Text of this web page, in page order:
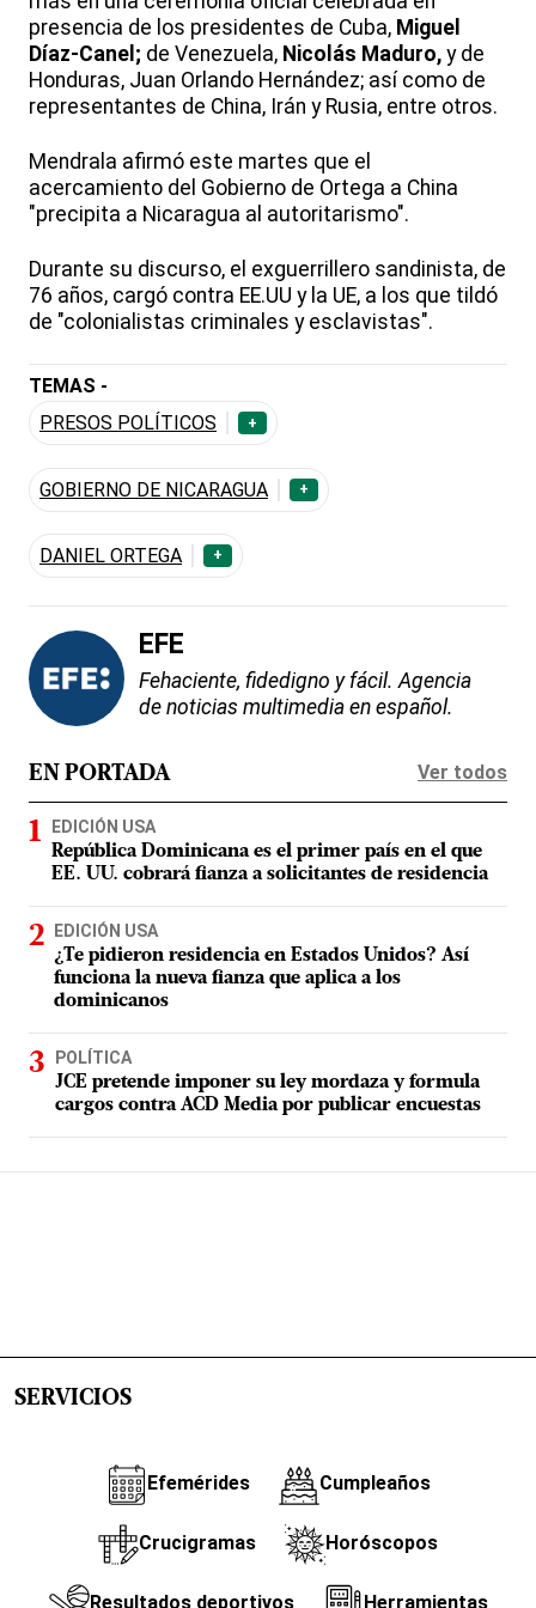
presencia de los presidentes de Cuba, Miguel
Díaz-Canel; de Venezuela, Nicolás Maduro, y de
Honduras, Juan Orlando Hernández; así como de
representantes de China, Irán y Rusia, entre otros.
Mendrala afirmó este martes que el
acercamiento del Gobierno de Ortega a China
"precipita a Nicaragua al autoritarismo".
Durante su discurso, el exguerrillero sandinista, de
76 años, cargó contra EE.UU y la UE, a los que tildó
de "colonialistas criminales y esclavistas".
TEMAS -
PRESOS POLÍTICOS
+
GOBIERNO DE NICARAGUA +
DANIEL ORTEGA +
EFE
Fehaciente, fidedigno y fácil. Agencia
de noticias multimedia en español.
EN PORTADA Ver todos
EDICIÓN USA
República Dominicana es el primer país en el que
EE. UU. cobrará fianza a solicitantes de residencia
EDICIÓN USA
¿Te pidieron residencia en Estados Unidos? Así
funciona la nueva fianza que aplica a los
dominicanos
POLÍTICA
JCE pretende imponer su ley mordaza y formula
cargos contra ACD Media por publicar encuestas
SERVICIOS
Efemérides Cumpleaños
Crucigramas Horóscopos
Resultados deportivos Herramientas